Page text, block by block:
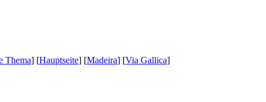
Thema] [Hauptseite] [Madeira] [Via Gallica]